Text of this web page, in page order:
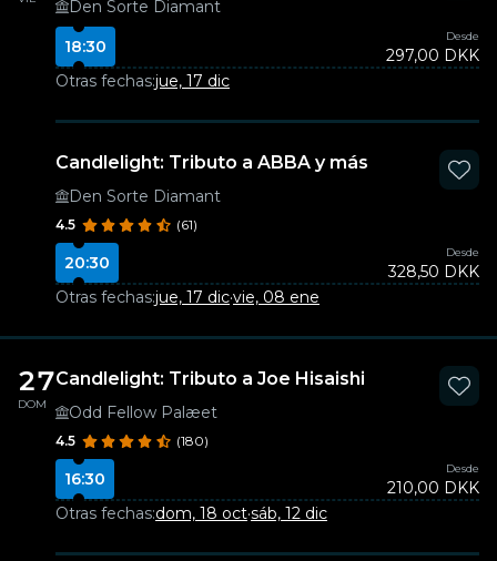
Den Sorte Diamant
18:30
Desde
297,00 DKK
Otras fechas:jue, 17 dic
Candlelight: Tributo a ABBA y más
Den Sorte Diamant
4.5 (61)
20:30
Desde
328,50 DKK
Otras fechas:jue, 17 dic·vie, 08 ene
27
DOM
Candlelight: Tributo a Joe Hisaishi
Odd Fellow Palæet
4.5 (180)
16:30
Desde
210,00 DKK
Otras fechas:dom, 18 oct·sáb, 12 dic